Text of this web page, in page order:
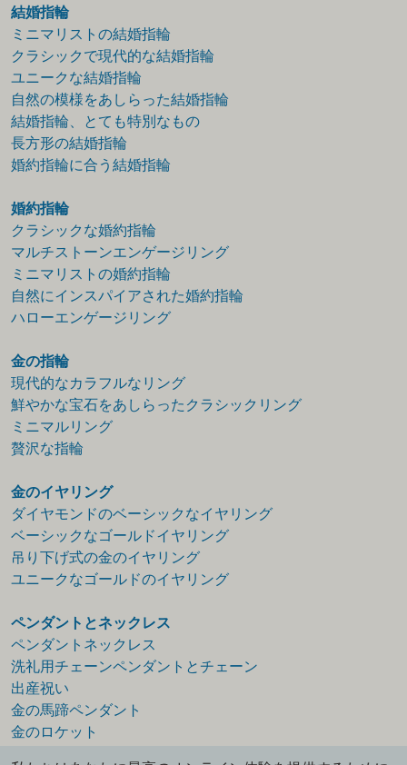
結婚指輪
ミニマリストの結婚指輪
クラシックで現代的な結婚指輪
ユニークな結婚指輪
自然の模様をあしらった結婚指輪
結婚指輪、とても特別なもの
長方形の結婚指輪
婚約指輪に合う結婚指輪
婚約指輪
クラシックな婚約指輪
マルチストーンエンゲージリング
ミニマリストの婚約指輪
自然にインスパイアされた婚約指輪
ハローエンゲージリング
金の指輪
現代的なカラフルなリング
鮮やかな宝石をあしらったクラシックリング
ミニマルリング
贅沢な指輪
金のイヤリング
ダイヤモンドのベーシックなイヤリング
ベーシックなゴールドイヤリング
吊り下げ式の金のイヤリング
ユニークなゴールドのイヤリング
ペンダントとネックレス
ペンダントネックレス
洗礼用チェーンペンダントとチェーン
出産祝い
金の馬蹄ペンダント
金のロケット